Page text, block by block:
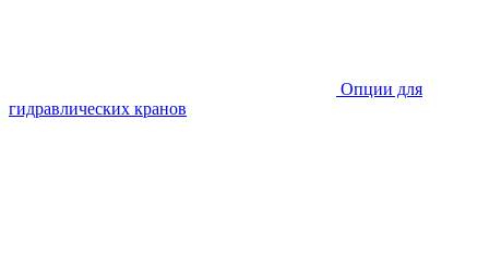
Опции для
гидравлических кранов